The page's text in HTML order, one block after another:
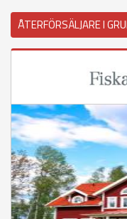
ÅTERFÖRSÄLJARE I